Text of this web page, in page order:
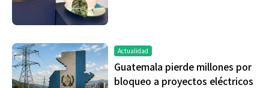
Actualidad
Guatemala pierde millones por
bloqueo a proyectos eléctricos